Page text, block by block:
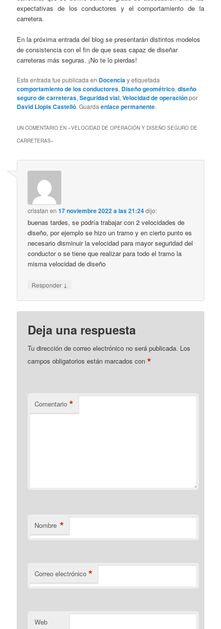
expectativas de los conductores y el comportamiento de la
carretera.
En la próxima entrada del blog se presentarán distintos modelos
de consistencia con el fin de que seas capaz de diseñar
carreteras más seguras. ¡No te lo pierdas!
Esta entrada fue publicada en Docenciay etiquetada
comportamiento de los conductores, Diseño geométrico,diseño
seguro de carreteras,Seguridad vial,Velocidad de operaciónpor
David Llopis Castelló. Guardaenlace permanente.
UN COMENTARIO EN «VELOCIDAD DE OPERACIÓN Y DISEÑO SEGURO DE
CARRETERAS»
crisstan en17 noviembre 2022 a las 21:24dijo:
buenas tardes, se podría trabajar con 2 velocidades de
diseño, por ejemplo se hizo un tramo y en cierto punto es
necesario disminuir la velocidad para mayor seguridad del
conductor o se tiene que realizar para todo el tramo la
misma velocidad de diseño
Responder ↓
Deja una respuesta
Tu dirección de correo electrónico no será publicada. Los
campos obligatorios están marcados con*
Comentario *
Nombre *
Correo electrónico *
Web